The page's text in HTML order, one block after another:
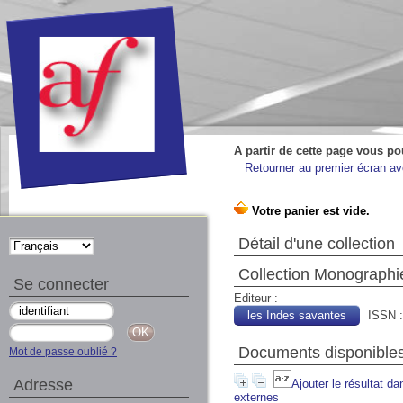
A partir de cette page vous
Retourner au premier écran
Détail d'une collection
Collection
Editeur :
les Indes savantes
ISSN
Documents
Ajouter le résultat
externes
Se connecter
Mot de passe oublié ?
Adresse